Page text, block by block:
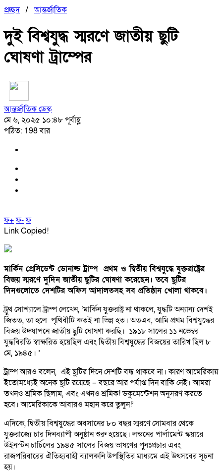
প্রচ্ছদ/আন্তর্জাতিক
দুই বিশ্বযুদ্ধ স্মরণে জাতীয় ছুটি
ঘোষণা ট্রাম্পের
আন্তর্জাতিক ডেস্ক
মে ৬, ২০২৫ ১০:৪৮ পূর্বাহ্ণ
পঠিত: 198 বার
ফ+ফ-ফ
Link Copied!
মার্কিন প্রেসিডেন্ট ডোনাল্ড ট্রাম্প প্রথম ও দ্বিতীয় বিশ্বযুদ্ধে যুক্তরাষ্ট্রের
বিজয় স্মরণে দুদিন জাতীয় ছুটির ঘোষণা করেছেন। তবে ছুটির
দিনগুলোতে দেশটির অফিস আদালতসহ সব প্রতিষ্ঠান খোলা থাকবে।
ট্রুথ সোশ্যালে ট্রাম্প লেখেন, ‘মার্কিন যুক্তরাষ্ট্র না থাকলে, যুদ্ধটি অন্যান্য দেশই
জিতত, তা হলে পৃথিবীটি কতই না ভিন্ন হত। অতএব, আমি প্রথম বিশ্বযুদ্ধের
বিজয় উদযাপনে জাতীয় ছুটি ঘোষণা করছি। ১৯১৮ সালের ১১ নভেম্বর
যুদ্ধবিরতি স্বাক্ষরিত হয়েছিল এবং দ্বিতীয় বিশ্বযুদ্ধের বিজয়ের তারিখ ছিল ৮
মে, ১৯৪৫। ’
ট্রাম্প আরও বলেন, এই ছুটির দিনে দেশটি বন্ধ থাকবে না। কারণ আমেরিকায়
ইতোমধ্যেই অনেক ছুটি রয়েছে – বছরে আর পর্যাপ্ত দিন বাকি নেই। আমরা
তখনও শ্রমিক ছিলাম, এবং এখনও শ্রমিক! ডকুমেন্টেশন অনুসরণ করতে
হবে। আমেরিকাকে আবারও মহান করে তুলুন!’
এদিকে, দ্বিতীয় বিশ্বযুদ্ধের অবসানের ৮০ বছর স্মরণে সোমবার থেকে
যুক্তরাজ্যে চার দিনব্যাপী অনুষ্ঠান শুরু হয়েছে। লন্ডনের পার্লামেন্ট স্কয়ারে
উইনস্টন চার্চিলের ১৯৪৫ সালের বিজয় ভাষণের পুনঃপ্রচার এবং
রাজপরিবারের ঐতিহ্যবাহী ব্যালকনি উপস্থিতির মাধ্যমে এই উৎসবের সূচনা
হয়।